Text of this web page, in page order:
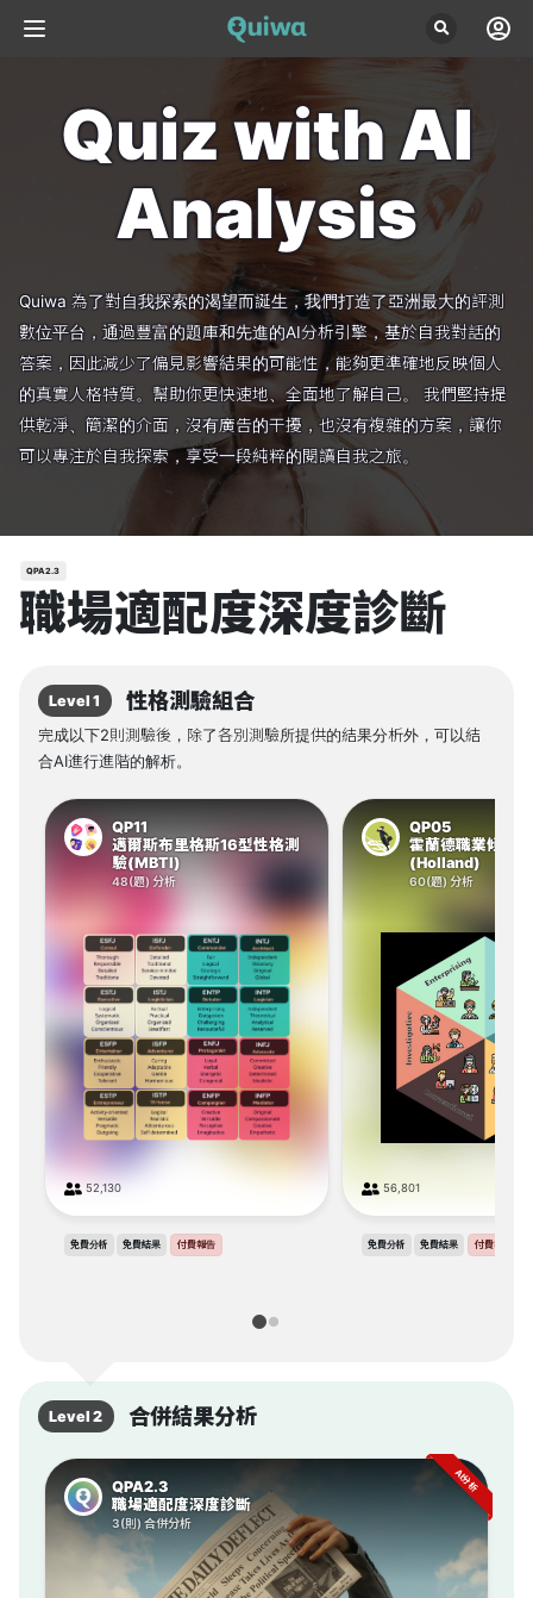
Quiz with AI
Analysis
Quiwa 為了對自我探索的渴望而誕生，我們打造了亞洲最大的評測
數位平台，通過豐富的題庫和先進的AI分析引擎，基於自我對話的
答案，因此減少了偏見影響結果的可能性，能夠更準確地反映個人
的真實人格特質。幫助你更快速地、全面地了解自己。
我們堅持提
供乾淨、簡潔的介面，沒有廣告的干擾，也沒有複雜的方案，讓你
可以專注於自我探索，享受一段純粹的閱讀自我之旅。
QPA2.3
職場適配度深度診斷
Level 1 性格測驗組合
完成以下2則測驗後，除了各別測驗所提供的結果分析外，可以結
合AI進行進階的解析。
QP11
邁爾斯布里格斯16型性格測
驗(MBTI)
48(題) 分析
52,130
免費分析 免費結果 付費報告
QP05
霍蘭德職業傾向
(Holland)
60(題) 分析
56,801
免費分析 免費結果 付費報告
Level 2 合併結果分析
AI分析
QPA2.3
職場適配度深度診斷
3(則) 合併分析